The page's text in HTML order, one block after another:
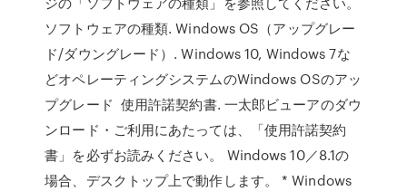
ソフトウェアの種類. Windows OS（アップグレー
ド/ダウングレード）. Windows 10, Windows 7な
どオペレーティングシステムのWindows OSのアッ
プグレード 使用許諾契約書. 一太郎ビューアのダウ
ンロード・ご利用にあたっては、「使用許諾契約
書」を必ずお読みください。 Windows 10／8.1の
場合、デスクトップ上で動作します。 * Windows